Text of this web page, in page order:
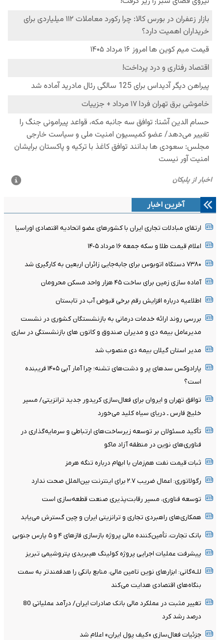
آخرین اخبار
ارتقای مبادلات تجاری ایران با کشورهای عضو اتحادیه اقتصادی اوراسیا
اعلام قیمت طلا و سکه جمعه ١۶ مرداد ١۴٠۵
۷۳۸۰ دستگاه اتوبوس برای جابه‌جایی زائران اربعین به‌ کارگیری شد
آماده سازی زمین برای ساخت ۴۵ هزار واحد مسکن محرومان
اطلاعیه درباره افزایش رقم برخی قبوض آب در تابستان
بررسی روند ارائه خدمات درمانی به بازنشستگان کشوری در نشست
مدیرعامل بیمه دی و مدیران صندوق و کانون های بازنشستگی در ساری
مدیر استان گیلان بیمه دی منصوب شد
پارادوکس سدهای پر و دشت‌های تشنه؛ چرا آمار آبی ۱۴۰۵ فریبنده
است؟
توافق تهران و ایروان برای فعال‌سازی کریدور جدید ترانزیتی/ مسیر
خلیج فارس ـ دریای سیاه کلید می‌خورد
تأکید مسئولان بر توسعه زیرساخت‌های ارتباطی و سرمایه‌گذاری در
فناوری‌های نوین در منطقه آزاد ماکو
ثبات قیمت نفت هم‌زمان با ابهام درباره تنگه هرمز
رگولاتوری: اعمال ضریب ۲.۷ برای اینترنت بین‌الملل صحت ندارد
توسعه فناوری، مسیر رقابت‌پذیری صنعت قطعه‌سازی است
همکاری‌های راهبردی تجاری و ترانزیتی ایران و چین گسترش می‌یابد
بانک تجارت، تأمین‌کننده مالی پروژه بازسازی فازهای ۴ و ۵ پارس جنوبی
پیشرفت عملیات اجرایی پروژه کولینگ هیبریدی پتروشیمی تبریز
للـه‌گانی: ابزارهای نوین تامین مالی، منابع بانکی را هدفمندتر به سمت
بنگاه‌های اقتصادی هدایت می‌کند
تغییر مثبت در عملکرد مالی بانک صادرات ایران/ درآمد عملیاتی 80
درصد رشد کرد
جزئیات فعال‌سازی «کیف پول ایران» اعلام شد